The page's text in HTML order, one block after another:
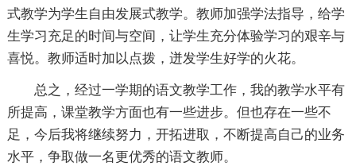
式教学为学生自由发展式教学。教师加强学法指导，给学
生学习充足的时间与空间，让学生充分体验学习的艰辛与
喜悦。教师适时加以点拨，迸发学生好学的火花。
总之，经过一学期的语文教学工作，我的教学水平有
所提高，课堂教学方面也有一些进步。但也存在一些不
足，今后我将继续努力，开拓进取，不断提高自己的业务
水平，争取做一名更优秀的语文教师。